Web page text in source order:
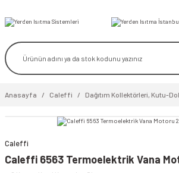
Anasayfa Caleffi Dağıtım Kollektörleri, Kutu-
video izle
Caleffi
Caleffi 6563 Termoelektrik Vana